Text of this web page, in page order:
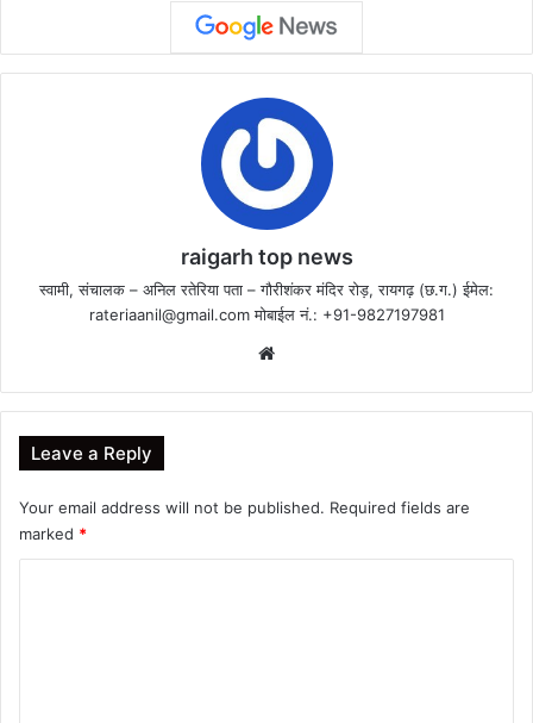
raigarh top news
स्वामी, संचालक – अनिल रतेरिया पता – गौरीशंकर मंदिर रोड़, रायगढ़ (छ.ग.) ईमेल:
rateriaanil@gmail.comमोबाईल नं.: +91-9827197981
Leave a Reply
Your email address will not be published. Required fields are
marked *